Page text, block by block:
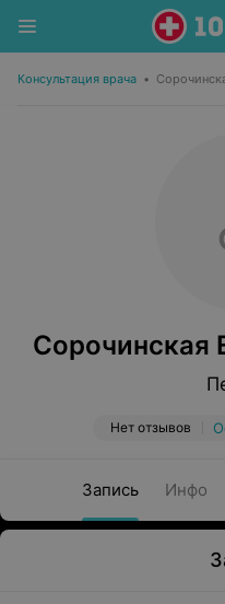
Консультация врача •
Сорочинская
Нет отзывов
Запись Инфо